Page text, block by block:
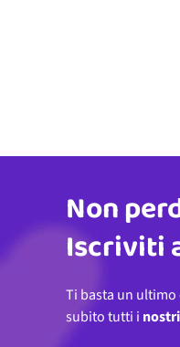
Indirizzo email
Non
Iscriviti
Ti basta un ultimo
subito tutti i